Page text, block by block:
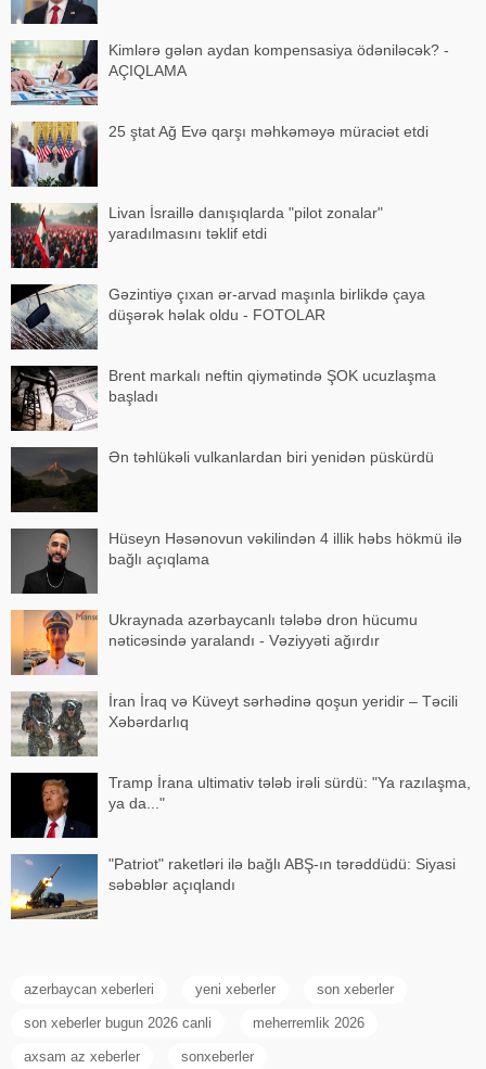
Kimlərə gələn aydan kompensasiya ödəniləcək? -
AÇIQLAMA
25 ştat Ağ Evə qarşı məhkəməyə müraciət etdi
Livan İsraillə danışıqlarda "pilot zonalar"
yaradılmasını təklif etdi
Gəzintiyə çıxan ər-arvad maşınla birlikdə çaya
düşərək həlak oldu - FOTOLAR
Brent markalı neftin qiymətində ŞOK ucuzlaşma
başladı
Ən təhlükəli vulkanlardan biri yenidən püskürdü
Hüseyn Həsənovun vəkilindən 4 illik həbs hökmü ilə
bağlı açıqlama
Ukraynada azərbaycanlı tələbə dron hücumu
nəticəsində yaralandı - Vəziyyəti ağırdır
İran İraq və Küveyt sərhədinə qoşun yeridir – Təcili
Xəbərdarlıq
Tramp İrana ultimativ tələb irəli sürdü: "Ya razılaşma,
ya da..."
"Patriot" raketləri ilə bağlı ABŞ-ın tərəddüdü: Siyasi
səbəblər açıqlandı
azerbaycan xeberleri yeni xeberler son xeberler
son xeberler bugun 2026 canli meherremlik 2026
axsam az xeberler sonxeberler